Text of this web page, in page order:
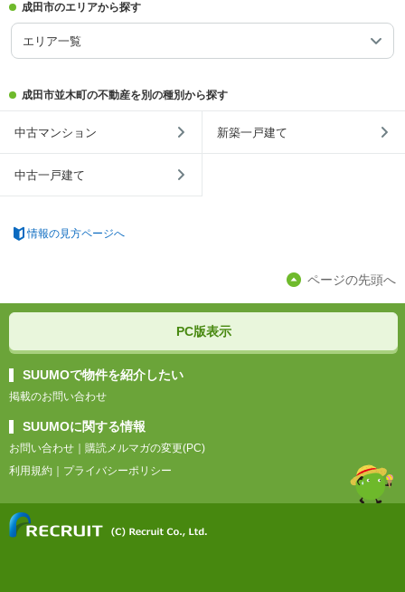
成田市のエリアから探す
エリア一覧
成田市並木町の不動産を別の種別から探す
中古マンション 新築一戸建て
中古一戸建て
情報の見方ページへ
ページの先頭へ
PC版表示
SUUMOで物件を紹介したい
掲載のお問い合わせ
SUUMOに関する情報
お問い合わせ
購読メルマガの変更(PC)
利用規約
プライバシーポリシー